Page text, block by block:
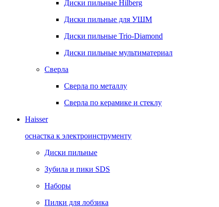
Диски пильные Hilberg
Диски пильные для УШМ
Диски пильные Trio-Diamond
Диски пильные мультиматериал
Сверла
Сверла по металлу
Сверла по керамике и стеклу
Haisser
оснастка к электроинструменту
Диски пильные
Зубила и пики SDS
Наборы
Пилки для лобзика